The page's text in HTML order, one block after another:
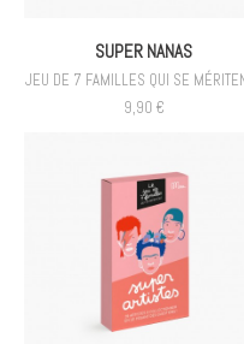
SUPER NANAS
JEU DE 7 FAMILLES QUI SE
9,90 €